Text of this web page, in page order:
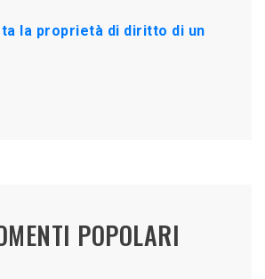
la proprietà di diritto di un
POPOLARI